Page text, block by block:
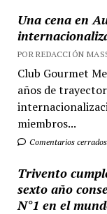
Una cena en
POR REDACCIÓN
Club Gourmet
años de
miembros...
Comentarios cerrados
Trivento
sexto año
N°1 en el